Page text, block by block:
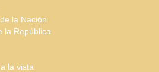
la Nación
la República
la vista